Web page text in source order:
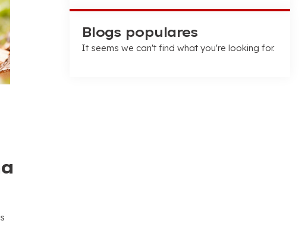
Blogs populares
It seems we can't find what you're looking for.